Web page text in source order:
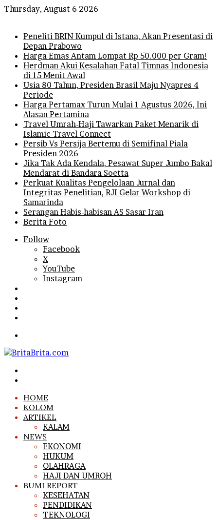
Thursday, August 6 2026
Peneliti BRIN Kumpul di Istana, Akan Presentasi di
Depan Prabowo
Harga Emas Antam Lompat Rp 50.000 per Gram!
Herdman Akui Kesalahan Fatal Timnas Indonesia
di 15 Menit Awal
Usia 80 Tahun, Presiden Brasil Maju Nyapres 4
Periode
Harga Pertamax Turun Mulai 1 Agustus 2026, Ini
Alasan Pertamina
Travel Umrah-Haji Tawarkan Paket Menarik di
Islamic Travel Connect
Persib Vs Persija Bertemu di Semifinal Piala
Presiden 2026
Jika Tak Ada Kendala, Pesawat Super Jumbo Bakal
Mendarat di Bandara Soetta
Perkuat Kualitas Pengelolaan Jurnal dan
Integritas Penelitian, RJI Gelar Workshop di
Samarinda
Serangan Habis-habisan AS Sasar Iran
Berita Foto
Follow
Facebook
X
YouTube
Instagram
HOME
KOLOM
ARTIKEL
KALAM
NEWS
EKONOMI
HUKUM
OLAHRAGA
HAJI DAN UMROH
BUMI REPORT
KESEHATAN
PENDIDIKAN
TEKNOLOGI